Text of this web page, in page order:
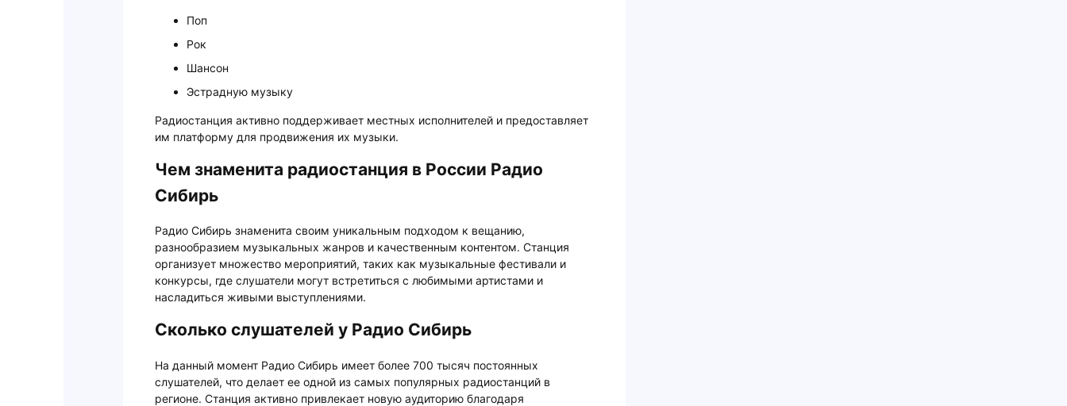
Поп
Рок
Шансон
Эстрадную музыку
Радиостанция активно поддерживает местных исполнителей и предоставляет
им платформу для продвижения их музыки.
Чем знаменита радиостанция в России Радио
Сибирь
Радио Сибирь знаменита своим уникальным подходом к вещанию,
разнообразием музыкальных жанров и качественным контентом. Станция
организует множество мероприятий, таких как музыкальные фестивали и
конкурсы, где слушатели могут встретиться с любимыми артистами и
насладиться живыми выступлениями.
Сколько слушателей у Радио Сибирь
На данный момент Радио Сибирь имеет более 700 тысяч постоянных
слушателей, что делает ее одной из самых популярных радиостанций в
регионе. Станция активно привлекает новую аудиторию благодаря